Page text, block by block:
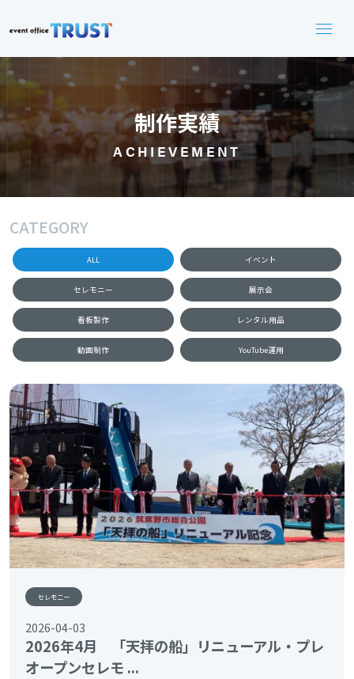
制作実績
ACHIEVEMENT
CATEGORY
ALL イベント
セレモニー 展示会
看板製作 レンタル用品
動画制作 YouTube運用
セレモニー
2026-04-03
2026年4月 「天拝の船」リニューアル・プレ
オープンセレモ ...